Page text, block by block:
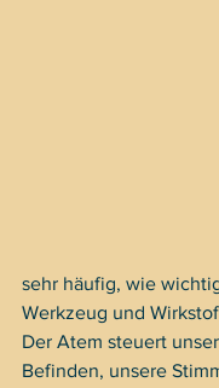
sehr häufig, wie
Werkzeug und
Der Atem steuert
Befinden, unsere